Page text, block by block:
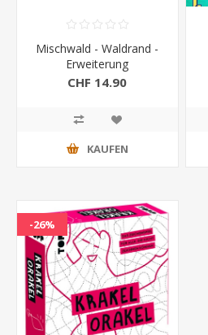
Mischwald - Waldrand -
Erweiterung
CHF 14.90
KAUFEN
-26%